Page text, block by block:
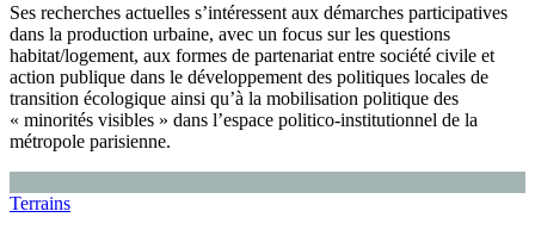
Ses recherches actuelles s’intéressent aux démarches participatives
dans la production urbaine, avec un focus sur les questions
habitat/logement, aux formes de partenariat entre société civile et
action publique dans le développement des politiques locales de
transition écologique ainsi qu’à la mobilisation politique des
« minorités visibles » dans l’espace politico-institutionnel de la
métropole parisienne.
Terrains